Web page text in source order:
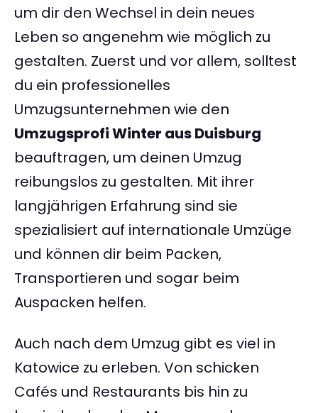
um dir den Wechsel in dein neues
Leben so angenehm wie möglich zu
gestalten. Zuerst und vor allem, solltest
du ein professionelles
Umzugsunternehmen wie den
Umzugsprofi Winter aus Duisburg
beauftragen, um deinen Umzug
reibungslos zu gestalten. Mit ihrer
langjährigen Erfahrung sind sie
spezialisiert auf internationale Umzüge
und können dir beim Packen,
Transportieren und sogar beim
Auspacken helfen.
Auch nach dem Umzug gibt es viel in
Katowice zu erleben. Von schicken
Cafés und Restaurants bis hin zu